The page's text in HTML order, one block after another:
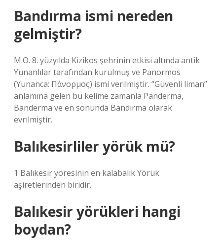
Bandırma ismi nereden
gelmiştir?
M.Ö. 8. yüzyılda Kizikos şehrinin etkisi altında antik
Yunanlılar tarafından kurulmuş ve Panormos
(Yunanca: Πάνορμος) ismi verilmiştir. “Güvenli liman”
anlamına gelen bu kelime zamanla Panderma,
Banderma ve en sonunda Bandırma olarak
evrilmiştir.
Balıkesirliler yörük mü?
1 Balıkesir yöresinin en kalabalık Yörük
aşiretlerinden biridir.
Balıkesir yörükleri hangi
boydan?